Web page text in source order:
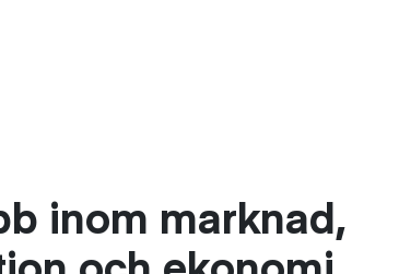
inom marknad,